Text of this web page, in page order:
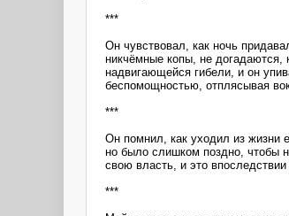
***
Он чувствовал, как ночь
никчёмные копы, не
надвигающейся гибели, и он
беспомощностью, отплясывая
***
Он помнил, как уходил из жизни
но было слишком поздно, чтобы
свою власть, и это
***